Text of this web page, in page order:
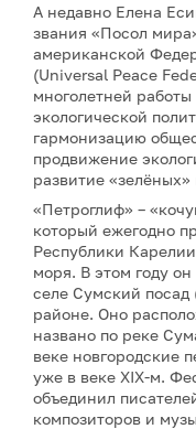
А недавно Елена
звания «Посол
американской
(Universal Peace
многолетней
экологической
гармонизацию
продвижение
развитие
«Петроглиф» –
который ежегодно
Республики
моря. В этом году
селе Сумский
районе. Оно
названо по реке
веке новгородские
уже в веке XIX-м.
объединил
композиторов и